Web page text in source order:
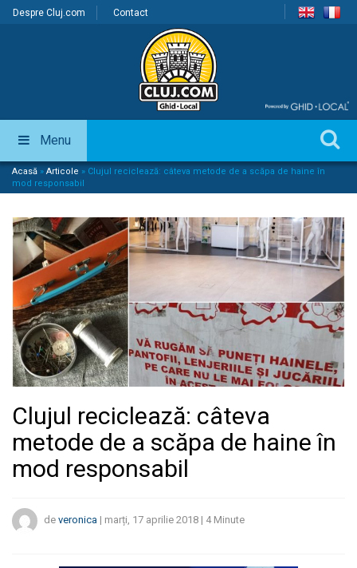
Despre Cluj.com Contact
Menu
Acasă » Articole » Clujul reciclează: câteva metode de a scăpa de haine în
mod responsabil
Clujul reciclează: câteva
metode de a scăpa de haine în
mod responsabil
de veronica | marți, 17 aprilie 2018 | 4 Minute